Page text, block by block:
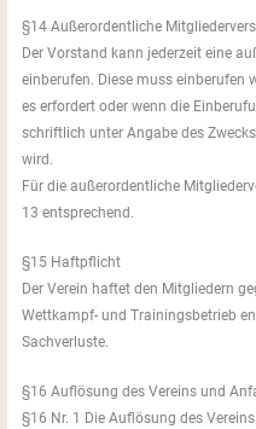
§14 Außerordentliche
Der Vorstand kann jederzeit eine
einberufen. Diese muss einberufen
es erfordert oder wenn die
schriftlich unter Angabe des
wird.
Für die außerordentliche
13 entsprechend.
§15 Haftpflicht
Der Verein haftet den Mitgliedern
Wettkampf- und Trainingsbetrieb
Sachverluste.
§16 Auflösung des Vereins und
§16 Nr. 1 Die Auflösung des